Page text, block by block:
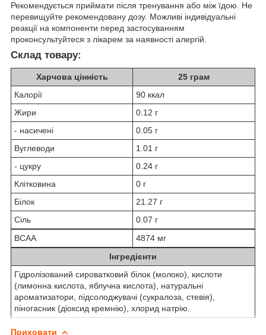
Рекомендується приймати після тренування або між їдою. Не
перевищуйте рекомендовану дозу. Можливі індивідуальні
реакції на компоненти перед застосуванням
проконсультуйтеся з лікарем за наявності алергій.
Склад товару:
Харчова цінність
25 грам
Калорії
90 ккал
Жири
0.12 г
- насичені
0.05 г
Вуглеводи
1.01 г
- цукру
0.24 г
Клітковина
0 г
Білок
21.27 г
Сіль
0.07 г
BCAA
4874 мг
Інгредієнти
Гідролізований сироватковий білок (молоко), кислоти
(лимонна кислота, яблучна кислота), натуральні
ароматизатори, підсолоджувачі (сукралоза, стевія),
піногасник (діоксид кремнію), хлорид натрію.
Приховати